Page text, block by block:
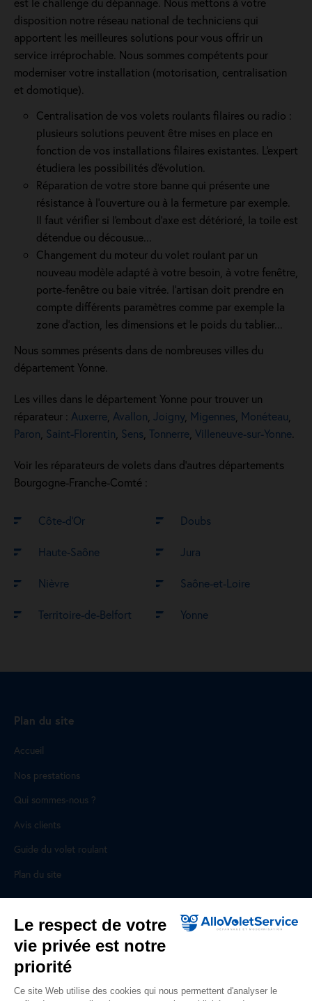
disposition notre réseau national de techniciens qui
apportent les meilleures solutions pour vous offrir un
service irréprochable. Nous sommes compétents pour
moderniser votre installation (motorisation, centralisation
et domotique).
Centralisation de vos volets roulants filaires ou radio :
plusieurs solutions peuvent être mises en place en
fonction de vos installations filaires existantes. L'expert
étudiera les possibilités d'évolution.
Réparation de votre store banne qui présente une
résistance à l’ouverture ou à la fermeture par exemple.
Il faut vérifier si l'embout d’axe est détérioré, la toile est
détendue ou décousue...
Changement du moteur du volet roulant par un
nouveau modèle adapté à votre besoin, à votre fenêtre,
porte-fenêtre ou baie vitrée. l'artisan doit prendre en
compte différents paramètres comme par exemple la
zone d’action, les dimensions et le poids du tablier...
Nous sommes présents dans de nombreuses villes du
département Yonne.
Les villes dans le département Yonne pour trouver un
réparateur : Auxerre Avallon Joigny, Migennes Monéteau
Paron Saint-Florentin Sens Tonnerre Villeneuve-sur-Yonne.
Voir les réparateurs de volets dans d’autres départements
Bourgogne-Franche-Comté :
Côte-d’Or Doubs
Haute-Saône Jura
Nièvre Saône-et-Loire
Territoire-de-Belfort Yonne
Plan du site
Accueil
Nos prestations
Qui sommes-nous ?
Avis clients
Guide du volet roulant
Plan du site
Pour les professionnels
Professionnels, des prestations ad hoc
Rejoignez un réseau national, nous recrutons !
Le respect de votre
vie privée est notre
priorité
Ce site Web utilise des cookies qui nous permettent d'analyser le